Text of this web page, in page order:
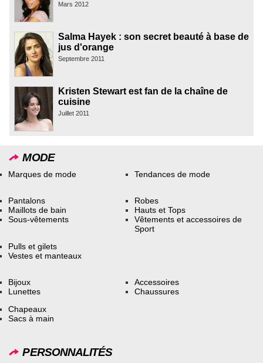
Mars 2012
Salma Hayek : son secret beauté à base de
jus d'orange
Septembre 2011
Kristen Stewart est fan de la chaîne de
cuisine
Juillet 2011
MODE
Marques de mode Tendances de mode
Pantalons
Maillots de bain
Sous-vêtements
Robes
Hauts et Tops
Vêtements et accessoires de
Sport
Pulls et gilets
Vestes et manteaux
Bijoux
Lunettes
Accessoires
Chaussures
Chapeaux
Sacs à main
PERSONNALITÉS